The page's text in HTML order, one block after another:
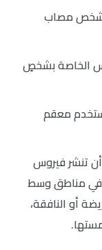
شخص مصاب
الخاصة بشخصٍ
معقم
تنشر فيروس
في مناطق وسط
أو النافقة،